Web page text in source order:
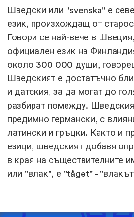
Шведски или "svenska" е
език, произхождащ от
Говори се най-вече в
официален език на
около 300 000 души,
Шведският е достатъчно
и датския, за да могат до
разбират помежду.
предимно германски, с
латински и гръцки. Както и
езици, шведският добавя
в края на съществителните
или "влак", е "tåget" -